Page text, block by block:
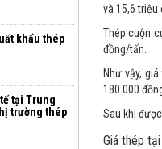
khẩu thép
tại Trung
trường thép
và 15,6 triệu
Thép cuộn
đồng/tấn.
Như vậy,
180.000
Sau khi
Giá thép